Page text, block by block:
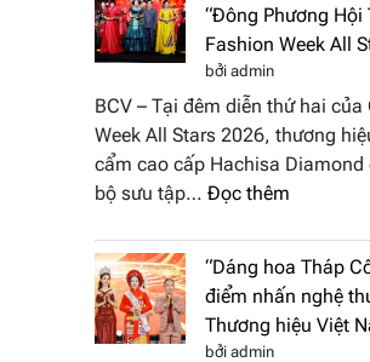
“Đông Phương Hội
Fashion Week All
bởi admin
BCV – Tại đêm diễn thứ hai
Week All Stars 2026, thương
cẩm cao cấp Hachisa Diamond
bộ sưu tập… Đọc thêm
đưa
hồn
Việt
“Dáng hoa Tháp
điểm nhấn nghệ
Thương hiệu Việt
bởi admin